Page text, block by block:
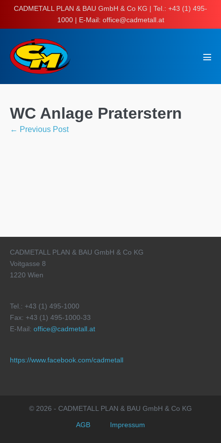
SkipCADMETALL PLAN & BAU GmbH & Co KG | Tel.: +43 (1) 495-
1000 | E-Mail: office@cadmetall.at
WC Anlage Praterstern
Post
← Previous Post
CADMETALL PLAN & BAU GmbH & Co KG
Voitgasse 8
1220 Wien
Tel.: +43 (1) 495-1000
Fax: +43 (1) 495-1000-33
E-Mail: office@cadmetall.at
https://www.facebook.com/cadmetall
© 2026 - CADMETALL PLAN & BAU GmbH & Co KG
AGB Impressum